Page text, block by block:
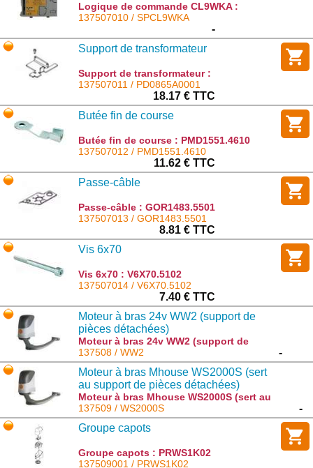
Logique de commande CL9WKA :
SPCL9WKA
137507010 / SPCL9WKA
-
Support de transformateur
Support de transformateur :
PD0865A0001
137507011 / PD0865A0001
18.17 € TTC
Butée fin de course
Butée fin de course : PMD1551.4610
137507012 / PMD1551.4610
11.62 € TTC
Passe-câble
Passe-câble : GOR1483.5501
137507013 / GOR1483.5501
8.81 € TTC
Vis 6x70
Vis 6x70 : V6X70.5102
137507014 / V6X70.5102
7.40 € TTC
Moteur à bras 24v WW2 (support de
pièces détachées)
Moteur à bras 24v WW2 (support de
pièces détachées) : WW2
137508 / WW2
-
Moteur à bras Mhouse WS2000S (sert
au support de pièces détachées)
Moteur à bras Mhouse WS2000S (sert au
support de pièces détachées) : WS2000S
137509 / WS2000S
-
Groupe capots
Groupe capots : PRWS1K02
137509001 / PRWS1K02